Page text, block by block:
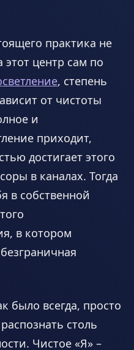
практика не
центр сам по
, степень
от чистоты
и
приходит,
достигает этого
в каналах. Тогда
в собственной
в котором
было всегда, просто
столь
Чистое «Я» –